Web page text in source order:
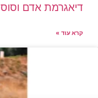
דיאגרמת אדם וסוס
קרא עוד »